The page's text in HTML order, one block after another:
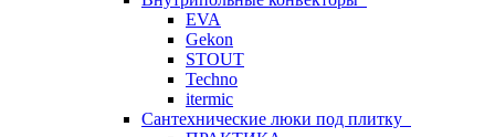
EVA
Gekon
STOUT
Techno
itermic
Сантехнические люки под плитку